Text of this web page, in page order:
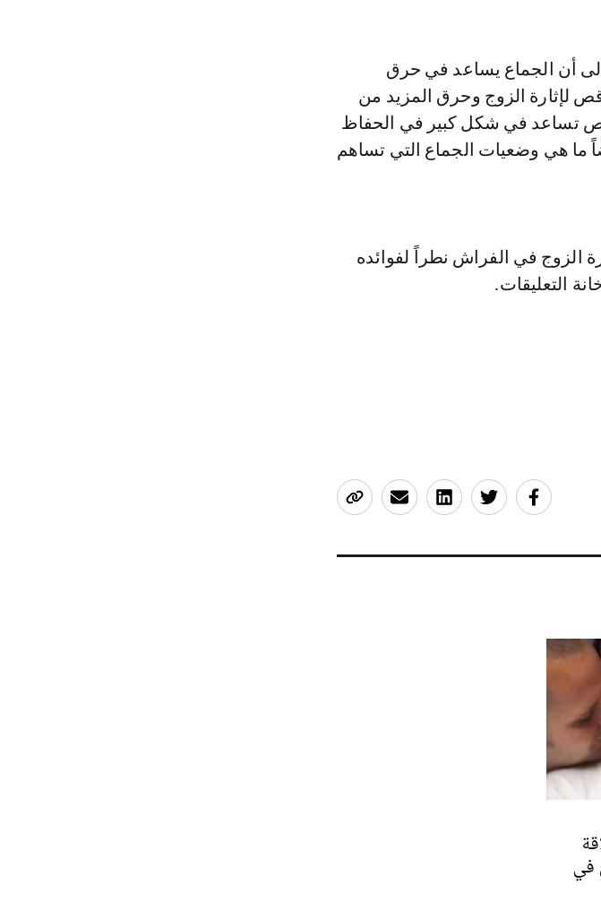
أن الجماع يساعد في حرق
لإثارة الزوج وحرق المزيد من
تساعد في شكل كبير في الحفاظ
ما هي وضعيات الجماع التي تساهم
الزوج في الفراش نطراً لفوائده
التعليقات.
في